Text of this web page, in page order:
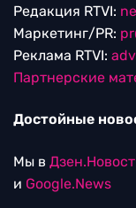
Редакция RTVI:
Маркетинг/PR:
Реклама RTVI:
Партнерские
Достойные
Мы в
и Google.News